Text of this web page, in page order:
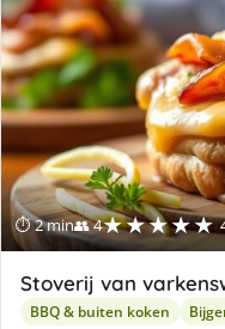
⏱ 2 min👥 4★★★★★
Stoverij van
BBQ & buiten koken